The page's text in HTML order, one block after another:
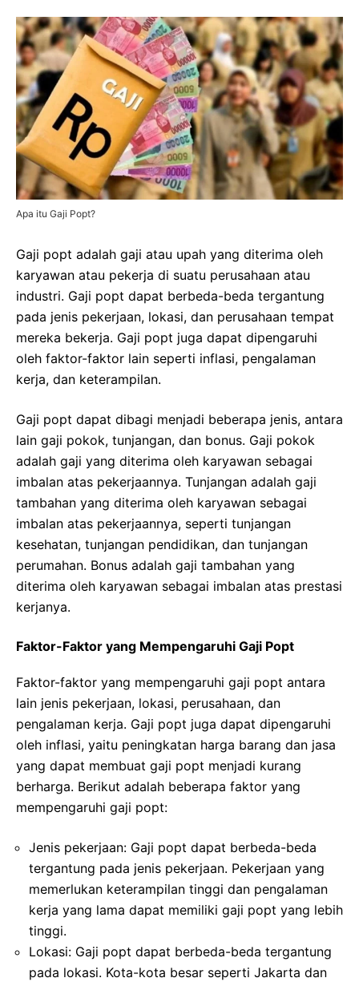
Apa itu Gaji Popt?
Gaji popt adalah gaji atau upah yang diterima oleh
karyawan atau pekerja di suatu perusahaan atau
industri. Gaji popt dapat berbeda-beda tergantung
pada jenis pekerjaan, lokasi, dan perusahaan tempat
mereka bekerja. Gaji popt juga dapat dipengaruhi
oleh faktor-faktor lain seperti inflasi, pengalaman
kerja, dan keterampilan.
Gaji popt dapat dibagi menjadi beberapa jenis, antara
lain gaji pokok, tunjangan, dan bonus. Gaji pokok
adalah gaji yang diterima oleh karyawan sebagai
imbalan atas pekerjaannya. Tunjangan adalah gaji
tambahan yang diterima oleh karyawan sebagai
imbalan atas pekerjaannya, seperti tunjangan
kesehatan, tunjangan pendidikan, dan tunjangan
perumahan. Bonus adalah gaji tambahan yang
diterima oleh karyawan sebagai imbalan atas prestasi
kerjanya.
Faktor-Faktor yang Mempengaruhi Gaji Popt
Faktor-faktor yang mempengaruhi gaji popt antara
lain jenis pekerjaan, lokasi, perusahaan, dan
pengalaman kerja. Gaji popt juga dapat dipengaruhi
oleh inflasi, yaitu peningkatan harga barang dan jasa
yang dapat membuat gaji popt menjadi kurang
berharga. Berikut adalah beberapa faktor yang
mempengaruhi gaji popt:
Jenis pekerjaan: Gaji popt dapat berbeda-beda
tergantung pada jenis pekerjaan. Pekerjaan yang
memerlukan keterampilan tinggi dan pengalaman
kerja yang lama dapat memiliki gaji popt yang lebih
tinggi.
Lokasi: Gaji popt dapat berbeda-beda tergantung
pada lokasi. Kota-kota besar seperti Jakarta dan